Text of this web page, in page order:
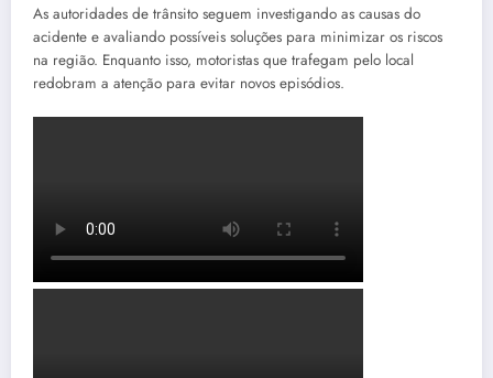
As autoridades de trânsito seguem investigando as causas do
acidente e avaliando possíveis soluções para minimizar os riscos
na região. Enquanto isso, motoristas que trafegam pelo local
redobram a atenção para evitar novos episódios.